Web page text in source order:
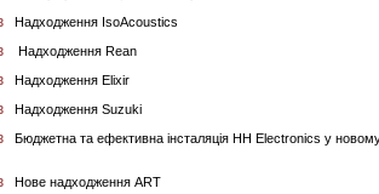
Надходження IsoAcoustics
Надходження Rean
Надходження Elixir
Надходження Suzuki
Бюджетна та ефективна інсталяція HH Electronics у
Нове надходження ART